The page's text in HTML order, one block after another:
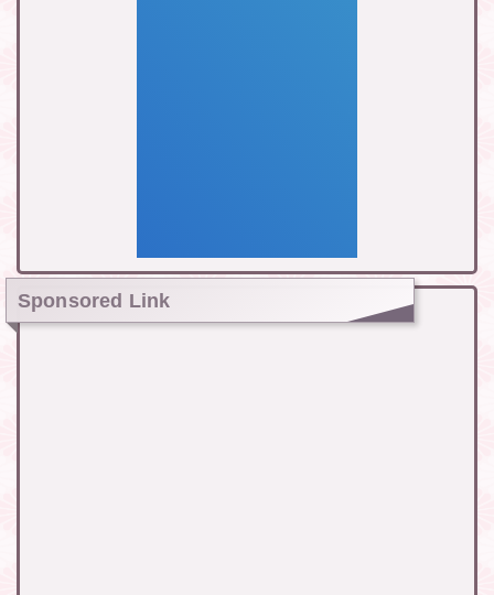
Sponsored Link